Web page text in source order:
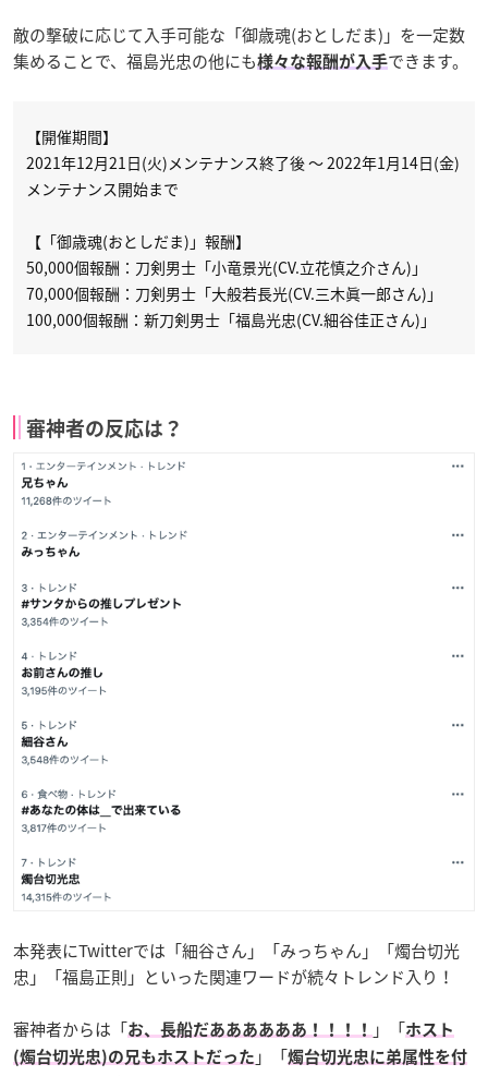
敵の撃破に応じて入手可能な「御歳魂(おとしだま)」を一定数
集めることで、福島光忠の他にも様々な報酬が入手できます。
【開催期間】
2021年12月21日(火)メンテナンス終了後 ～ 2022年1月14日(金)
メンテナンス開始まで
【「御歳魂(おとしだま)」報酬】
50,000個報酬：刀剣男士「小竜景光(CV.立花慎之介さん)」
70,000個報酬：刀剣男士「大般若長光(CV.三木眞一郎さん)」
100,000個報酬：新刀剣男士「福島光忠(CV.細谷佳正さん)」
審神者の反応は？
本発表にTwitterでは「細谷さん」「みっちゃん」「燭台切光
忠」「福島正則」といった関連ワードが続々トレンド入り！
審神者からは「お、長船だああああああ！！！！ 」「ホスト
(燭台切光忠)の兄もホストだった 」「燭台切光忠に弟属性を付